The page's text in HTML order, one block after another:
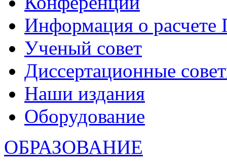
Информация о
Ученый совет
Диссертационные
Наши издания
Оборудование
ОБРАЗОВАНИЕ